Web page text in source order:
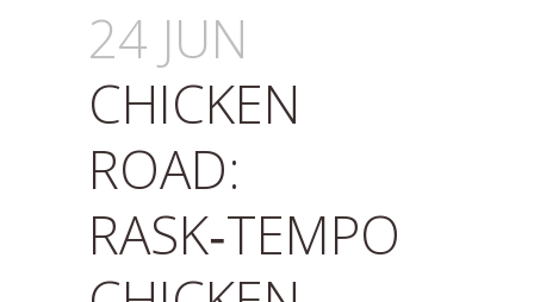
24 JUN
CHICKEN
ROAD:
RASK‑TEMPO